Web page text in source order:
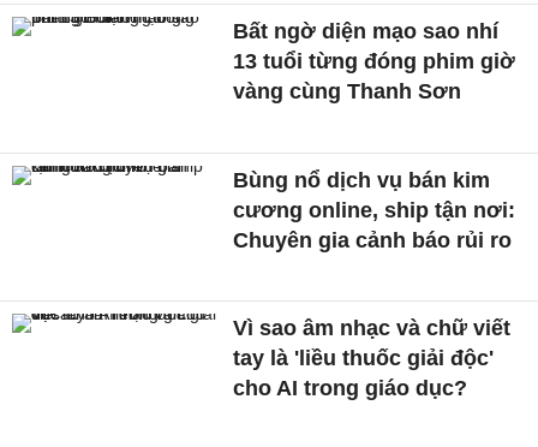
Bất ngờ diện mạo sao nhí
13 tuổi từng đóng phim giờ
vàng cùng Thanh Sơn
Bùng nổ dịch vụ bán kim
cương online, ship tận nơi:
Chuyên gia cảnh báo rủi ro
Vì sao âm nhạc và chữ viết
tay là 'liều thuốc giải độc'
cho AI trong giáo dục?